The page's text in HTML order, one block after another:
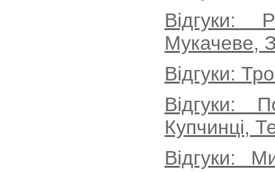
Відгуки:
Мукачеве,
Відгуки:
Відгуки:
Купчинці,
Відгуки: